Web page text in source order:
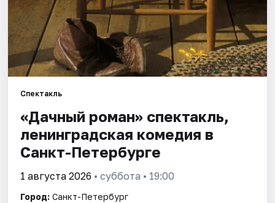
Спектакль
«Дачный роман» спектакль,
ленинградская комедия в
Санкт-Петербурге
1 августа 2026 • суббота • 19:00
Город: Санкт-Петербург